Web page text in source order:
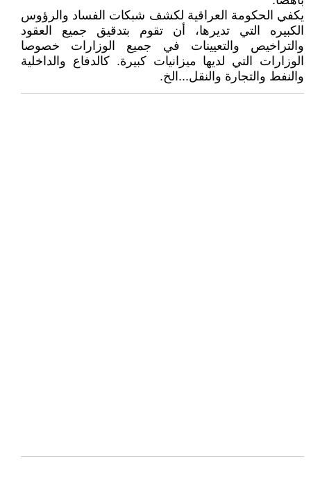
يكفي الحكومة العراقية لكشف شبكات الفساد والرؤوس
الكبيره التي تديرها، أن تقوم بتدقيق جميع العقود
والتراخيص والتعيينات في جميع الوزارات خصوصا
الوزارات التي لديها ميزانيات كبيرة. كالدفاع والداخلية
والنفط والتجارة والنقل...الخ.